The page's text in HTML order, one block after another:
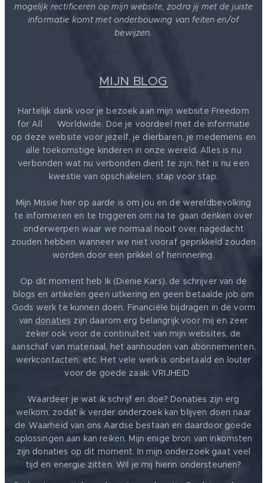
mogelijk rectificeren op mijn website, zodra jij met de juiste
informatie komt met onderbouwing van feiten en/of
bewijzen.
MIJN BLOG
Hartelijk dank voor je bezoek aan mijn website Freedom
for All ❤️ Worldwide. Doe je voordeel met de informatie
op deze website voor jezelf, je dierbaren, je medemens en
alle toekomstige kinderen in onze wereld. Alles is nu
verbonden wat nu verbonden dient te zijn. het is nu een
kwestie van opschakelen, stap voor stap.
Mijn Missie hier op aarde is om jou en de wereldbevolking
te informeren en te triggeren om na te gaan denken over
onderwerpen waar we normaal nooit over nagedacht
zouden hebben wanneer we niet vooraf geprikkeld zouden
worden door een prikkel of herinnering.
Op dit moment heb Ik (Dienie Kars), de schrijver van de
blogs en artikelen geen uitkering en geen betaalde job om
Gods werk te kunnen doen. Financiële bijdragen in de vorm
van donaties zijn daarom erg belangrijk voor mij en zeer
zeker ook voor de continuïteit van mijn websites, de
aanschaf van materiaal, het aanhouden van abonnementen,
werkcontacten, etc. Het vele werk is onbetaald en louter
voor de goede zaak: VRIJHEID ❤️
Waardeer je wat ik schrijf en doe? Donaties zijn erg
welkom, zodat ik verder onderzoek kan blijven doen naar
de Waarheid van ons Aardse bestaan en daardoor goede
oplossingen aan kan reiken. Mijn enige bron van inkomsten
zijn donaties op dit moment. In mijn onderzoek gaat veel
tijd en energie zitten. Wil je mij hierin ondersteunen?